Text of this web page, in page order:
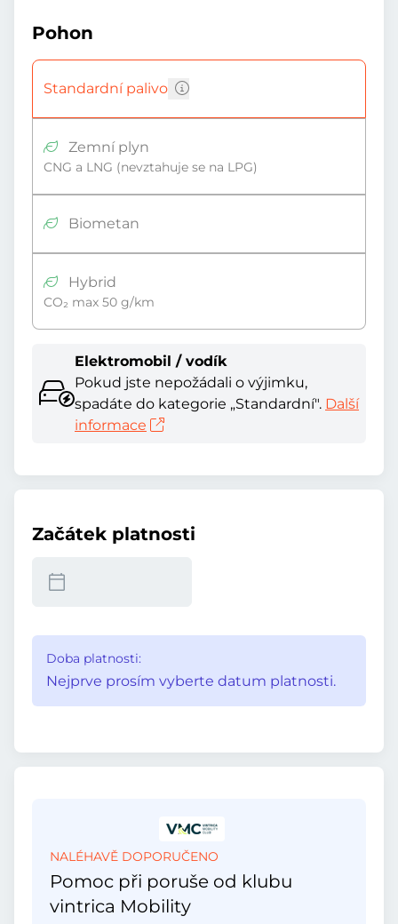
Pohon
Standardní palivo
Zemní plyn
CNG a LNG (nevztahuje se na LPG)
Biometan
Hybrid
CO₂ max 50 g/km
Elektromobil / vodík
Pokud jste nepožádali o výjimku,
spadáte do kategorie „Standardní". Další
informace
Začátek platnosti
Doba platnosti:
Nejprve prosím vyberte datum platnosti.
NALÉHAVĚ DOPORUČENO
Pomoc při poruše od klubu
vintrica Mobility